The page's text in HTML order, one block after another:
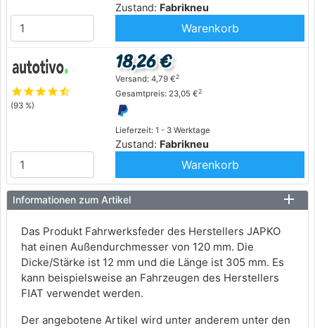
Zustand: Fabrikneu
Warenkorb
starstarstarstarstar_half
(93 %)
Lieferzeit: 1 - 3 Werktage
Zustand: Fabrikneu
18,26 €
Versand: 4,79 €2
Gesamtpreis: 23,05 €2
Warenkorb
Informationen zum Artikel
Das Produkt Fahrwerksfeder des Herstellers JAPKO
hat einen Außendurchmesser von 120 mm. Die
Dicke/Stärke ist 12 mm und die Länge ist 305 mm. Es
kann beispielsweise an Fahrzeugen des Herstellers
FIAT verwendet werden.
Der angebotene Artikel wird unter anderem unter den